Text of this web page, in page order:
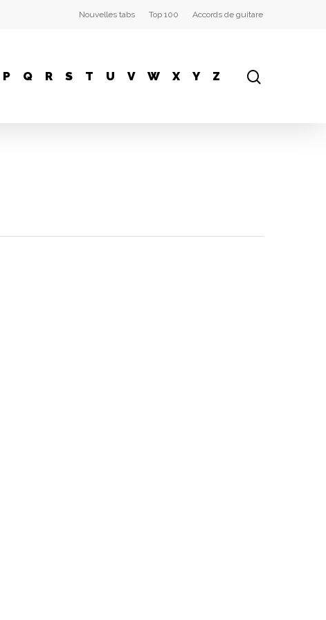
Nouvelles tabs Top 100 Accords de guitare
P Q R S T U V W X Y Z